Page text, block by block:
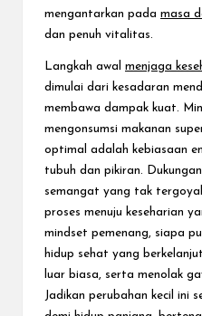
mengantarkan pada masa
dan penuh vitalitas.
Langkah awal menjaga
dimulai dari kesadaran
membawa dampak kuat.
mengonsumsi makanan
optimal adalah kebiasaan
tubuh dan pikiran.
semangat yang tak
proses menuju keseharian
mindset pemenang, siapa
hidup sehat yang
luar biasa, serta menolak
Jadikan perubahan kecil ini